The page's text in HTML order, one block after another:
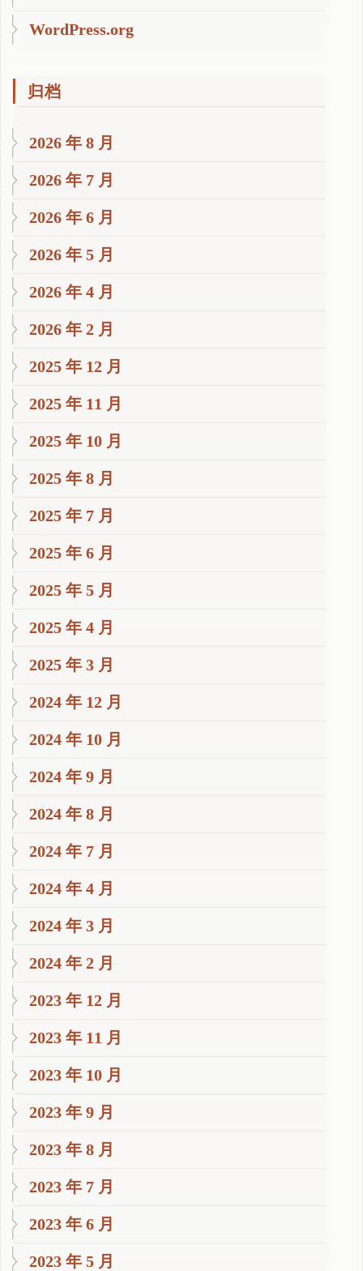
WordPress.org
归档
2026 年 8 月
2026 年 7 月
2026 年 6 月
2026 年 5 月
2026 年 4 月
2026 年 2 月
2025 年 12 月
2025 年 11 月
2025 年 10 月
2025 年 8 月
2025 年 7 月
2025 年 6 月
2025 年 5 月
2025 年 4 月
2025 年 3 月
2024 年 12 月
2024 年 10 月
2024 年 9 月
2024 年 8 月
2024 年 7 月
2024 年 4 月
2024 年 3 月
2024 年 2 月
2023 年 12 月
2023 年 11 月
2023 年 10 月
2023 年 9 月
2023 年 8 月
2023 年 7 月
2023 年 6 月
2023 年 5 月